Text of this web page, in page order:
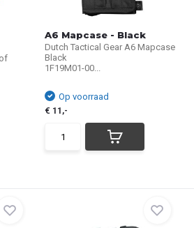
A6 Mapcase - Black
Dutch Tactical Gear A6 Mapcase
Black
1F19M01-00...
Op voorraad
€ 11,-